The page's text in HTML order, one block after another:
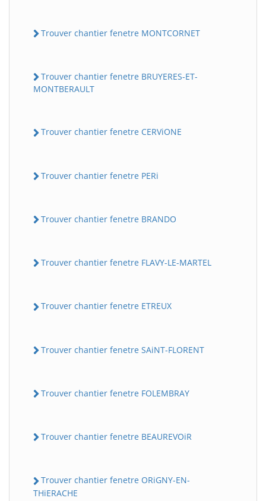
Trouver chantier fenetre MONTCORNET
Trouver chantier fenetre BRUYERES-ET-
MONTBERAULT
Trouver chantier fenetre CERViONE
Trouver chantier fenetre PERi
Trouver chantier fenetre BRANDO
Trouver chantier fenetre FLAVY-LE-MARTEL
Trouver chantier fenetre ETREUX
Trouver chantier fenetre SAiNT-FLORENT
Trouver chantier fenetre FOLEMBRAY
Trouver chantier fenetre BEAUREVOiR
Trouver chantier fenetre ORiGNY-EN-
THiERACHE